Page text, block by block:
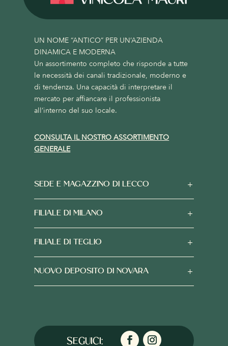
UN NOME “ANTICO” PER UN’AZIENDA
DINAMICA E MODERNA
Un assortimento completo che risponde a tutte
le necessità dei canali tradizionale, moderno e
di tendenza. Una capacità di interpretare il
mercato per affiancare il professionista
all’interno del suo locale.
CONSULTA IL NOSTRO ASSORTIMENTO
GENERALE
SEDE E MAGAZZINO DI LECCO
FILIALE DI MILANO
FILIALE DI TEGLIO
NUOVO DEPOSITO DI NOVARA